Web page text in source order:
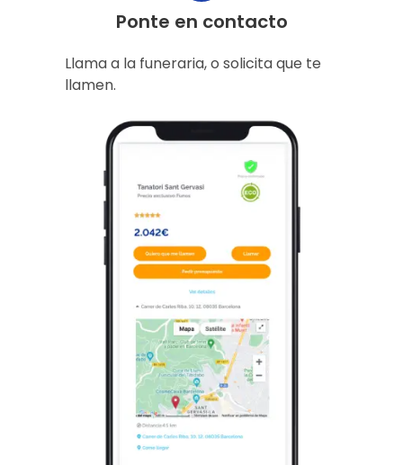
Ponte en contacto
Llama a la funeraria, o solicita que te
llamen.